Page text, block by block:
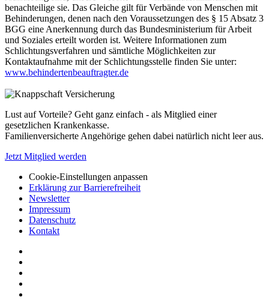
benachteilige sie. Das Gleiche gilt für Verbände von Menschen mit
Behinderungen, denen nach den Voraussetzungen des § 15 Absatz 3
BGG eine Anerkennung durch das Bundesministerium für Arbeit
und Soziales erteilt worden ist. Weitere Informationen zum
Schlichtungsverfahren und sämtliche Möglichkeiten zur
Kontaktaufnahme mit der Schlichtungsstelle finden Sie unter:
www.behindertenbeauftragter.de
Lust auf Vorteile? Geht ganz einfach - als Mitglied einer
gesetzlichen Krankenkasse.
Familienversicherte Angehörige gehen dabei natürlich nicht leer aus.
Jetzt Mitglied werden
Cookie-Einstellungen anpassen
Erklärung zur Barrierefreiheit
Newsletter
Impressum
Datenschutz
Kontakt